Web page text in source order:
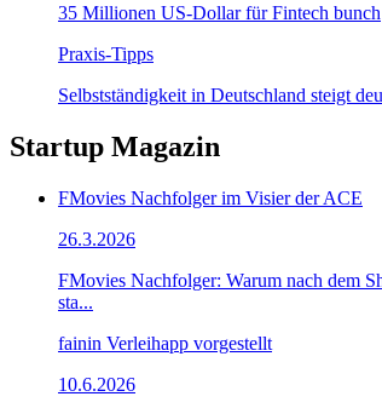
35 Millionen US-Dollar für Fintech bunch
Praxis-Tipps
Selbstständigkeit in Deutschland steigt
Startup Magazin
FMovies Nachfolger im Visier der ACE
26.3.2026
FMovies Nachfolger: Warum nach dem
sta...
fainin Verleihapp vorgestellt
10.6.2026